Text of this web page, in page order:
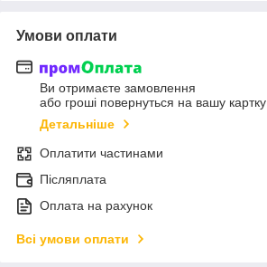
Умови оплати
Ви отримаєте замовлення
або гроші повернуться на вашу картку
Детальніше
Оплатити частинами
Післяплата
Оплата на рахунок
Всі умови оплати